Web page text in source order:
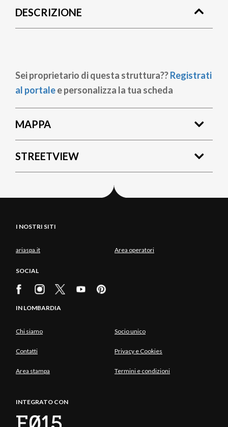
pane
DESCRIZIONE
Sei proprietario di questa struttura??Registrati
al portalee personalizza la tua scheda
MAPPA
STREETVIEW
I NOSTRI SITI
ariaspa.it Area operatori
SOCIAL
IN LOMBARDIA
Chi siamo Socio unico
Contatti Privacy e Cookies
Area stampa Termini e condizioni
INTEGRATO CON